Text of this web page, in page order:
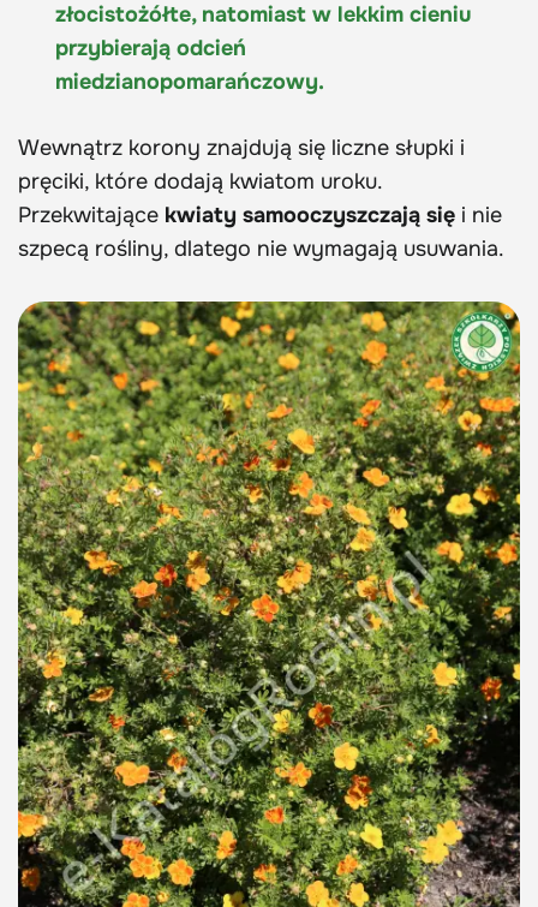
złocistożółte, natomiast w lekkim cieniu
przybierają odcień
miedzianopomarańczowy.
Wewnątrz korony znajdują się liczne słupki i
pręciki, które dodają kwiatom uroku.
Przekwitające kwiaty samooczyszczają się i nie
szpecą rośliny, dlatego nie wymagają usuwania.